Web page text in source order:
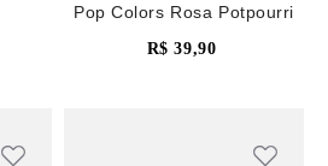
Pop Colors Rosa Potpourri
R$ 39,90